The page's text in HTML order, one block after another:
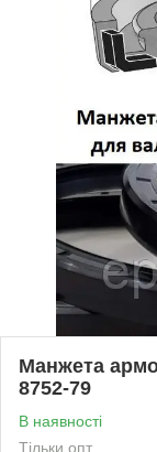
Манжета
8752-79
В наявності
Тільки опт